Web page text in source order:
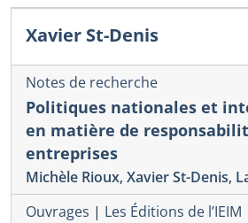
Xavier St-Denis
Notes de recherche
Politiques nationales et
en matière de
entreprises
Michèle Rioux, Xavier St-Denis,
Ouvrages | Les Éditions de l’IEIM